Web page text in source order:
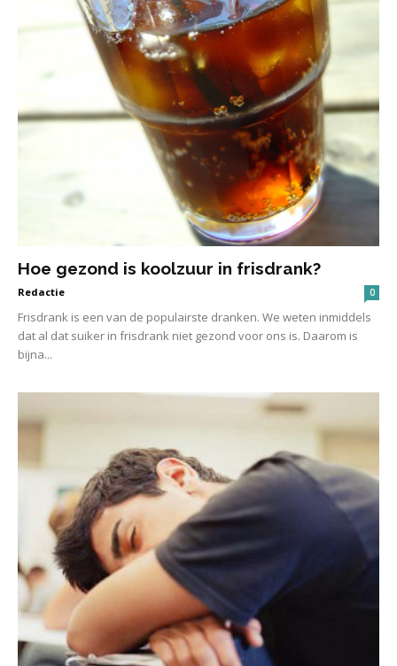
Hoe gezond is koolzuur in frisdrank?
Redactie 0
Frisdrank is een van de populairste dranken. We weten inmiddels
dat al dat suiker in frisdrank niet gezond voor ons is. Daarom is
bijna...